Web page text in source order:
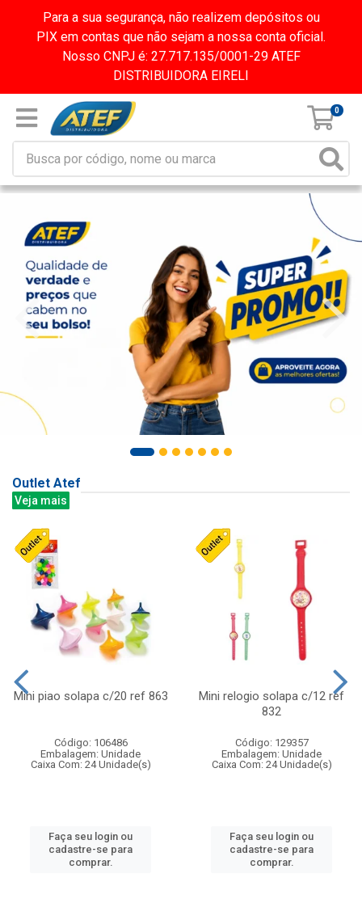
Para a sua segurança, não realizem depósitos ou
PIX em contas que não sejam a nossa conta oficial.
Nosso CNPJ é: 27.717.135/0001-29 ATEF
DISTRIBUIDORA EIRELI
0
Outlet Atef
Veja mais
Mini piao solapa c/20 ref 863
Código: 106486
Embalagem: Unidade
Caixa Com: 24 Unidade(s)
Faça seu login ou
cadastre-se para
comprar.
Mini relogio solapa c/12 ref
832
Código: 129357
Embalagem: Unidade
Caixa Com: 24 Unidade(s)
Faça seu login ou
cadastre-se para
comprar.